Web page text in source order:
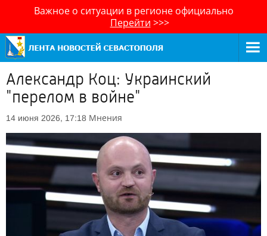
Важное о ситуации в регионе официально
Перейти >>>
Александр Коц: Украинский
"перелом в войне"
14 июня 2026, 17:18 Мнения